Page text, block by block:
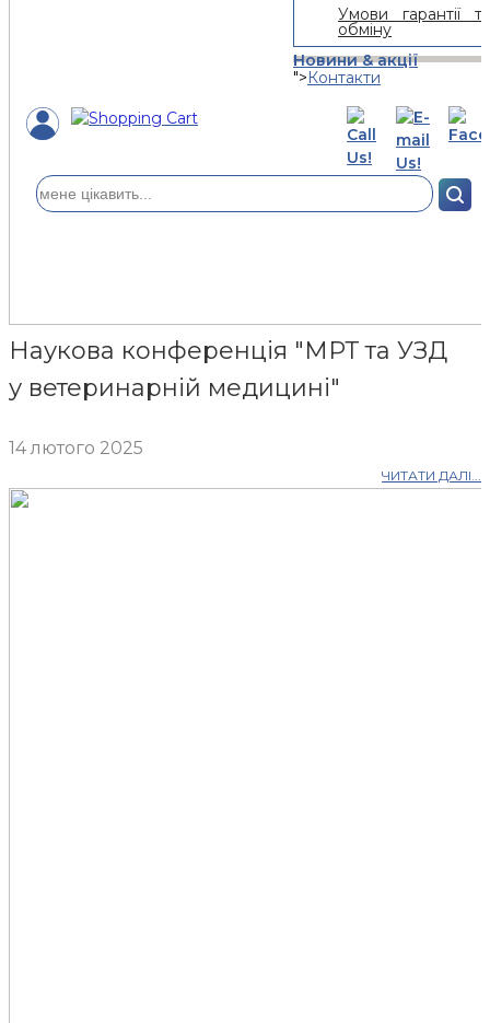
Умови гарантії та
обміну
Новини & акції
">Контакти
Наукова конференція "МРТ та УЗД
у ветеринарній медицині"
14 лютого 2025
ЧИТАТИ ДАЛІ...